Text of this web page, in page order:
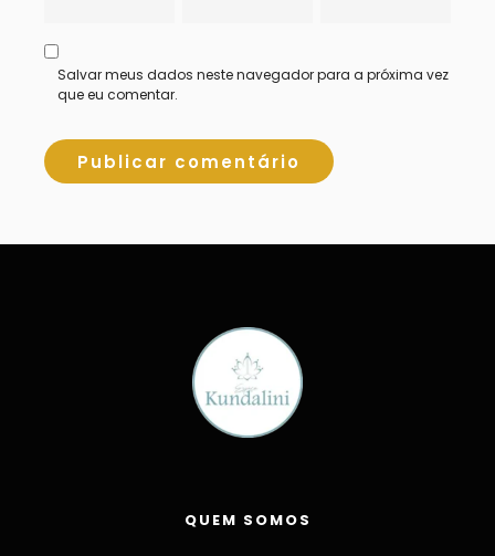
Salvar meus dados neste navegador para a próxima vez
que eu comentar.
QUEM SOMOS